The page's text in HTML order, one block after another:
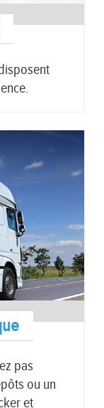
pas
ou un
et